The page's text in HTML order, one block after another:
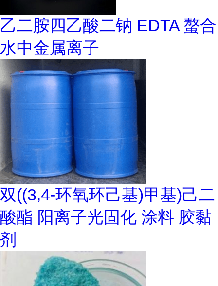
乙二胺四乙酸二钠 EDTA 螯合
水中金属离子
双((3,4-环氧环己基)甲基)己二
酸酯 阳离子光固化 涂料 胶黏
剂